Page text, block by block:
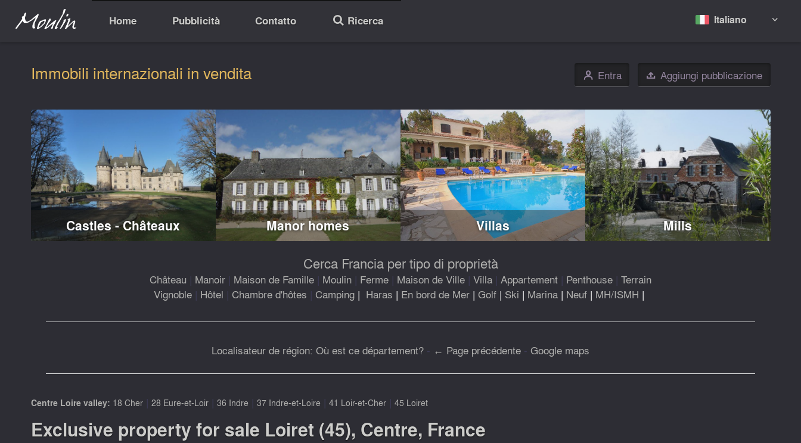
Home Pubblicità Contatto 🔎 Ricerca Italiano 
Immobili internazionali in vendita 👤 Entra  Aggiungi pubblicazione
Castles - Châteaux Manor homes Villas Mills
Cerca Francia per tipo di proprietà
Château | Manoir | Maison de Famille | Moulin | Ferme | Maison de Ville | Villa | Appartement | Penthouse | Terrain
Vignoble | Hôtel | Chambre d'hôtes | Camping | Haras | En bord de Mer | Golf | Ski | Marina | Neuf | MH/ISMH |
Localisateur de région: Où est ce département? - ← Page précédente - Google maps
Centre Loire valley: 18 Cher| 28 Eure-et-Loir| 36 Indre | 37 Indre-et-Loire | 41 Loir-et-Cher| 45 Loiret
Exclusive property for sale Loiret (45), Centre, France